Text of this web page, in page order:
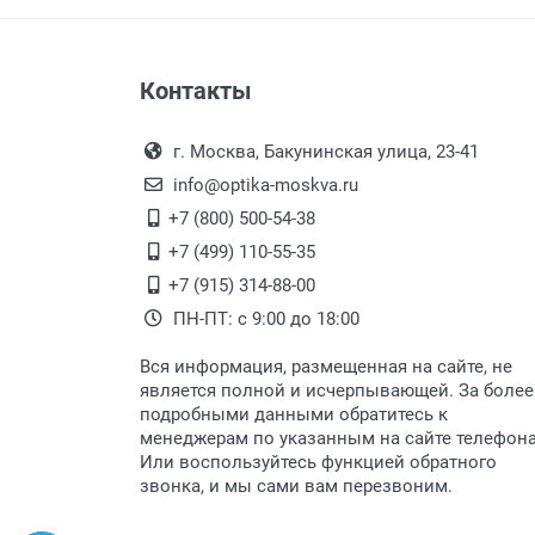
Перечисление средств на
Перевод денег на карту Сбербанка.
Выдаем товар в рабочие
После того, как заказ
Для получения товара при
Заказ необходимо
дополнительных расходов за
Доставка по Москве
Доставляем товар по
Доставка транспортными
Данный способ доставки
Мы сотрудничаем с
быстро подберем для Вас
Контакты
г. Москва, Бакунинская улица, 23-41
info@optika-moskva.ru
+7 (800) 500-54-38
+7 (499) 110-55-35
+7 (915) 314-88-00
ПН-ПТ: с 9:00 до 18:00
Вся информация, размещенная на сайте, не
является полной и исчерпывающей. За более
подробными данными обратитесь к
менеджерам по указанным на сайте
Или воспользуйтесь функцией обратного
звонка, и мы сами вам перезвоним.